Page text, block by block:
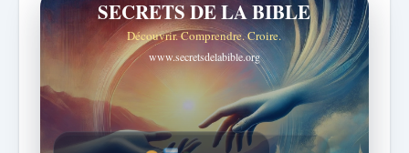
SECRETS DE LA BIBLE
Découvrir. Comprendre. Croire.
www.secretsdelabible.org